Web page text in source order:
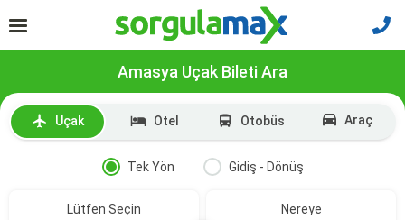
Amasya Uçak Bileti Ara
Uçak Otel Otobüs Araç
Tek Yön Gidiş - Dönüş
Lütfen Seçin Nereye